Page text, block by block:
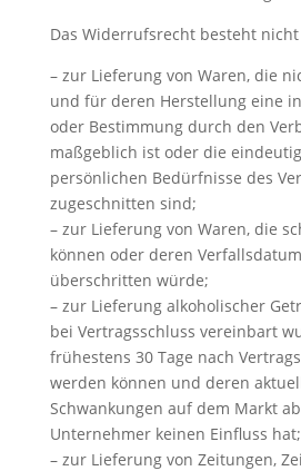
Das Widerrufsrecht besteht
– zur Lieferung von Waren, die
und für deren Herstellung eine
oder Bestimmung durch den
maßgeblich ist oder die
persönlichen Bedürfnisse des
zugeschnitten sind;
– zur Lieferung von Waren, die
können oder deren
überschritten würde;
– zur Lieferung alkoholischer
bei Vertragsschluss vereinbart
frühestens 30 Tage nach
werden können und deren
Schwankungen auf dem Markt
Unternehmer keinen Einfluss hat;
– zur Lieferung von Zeitungen,